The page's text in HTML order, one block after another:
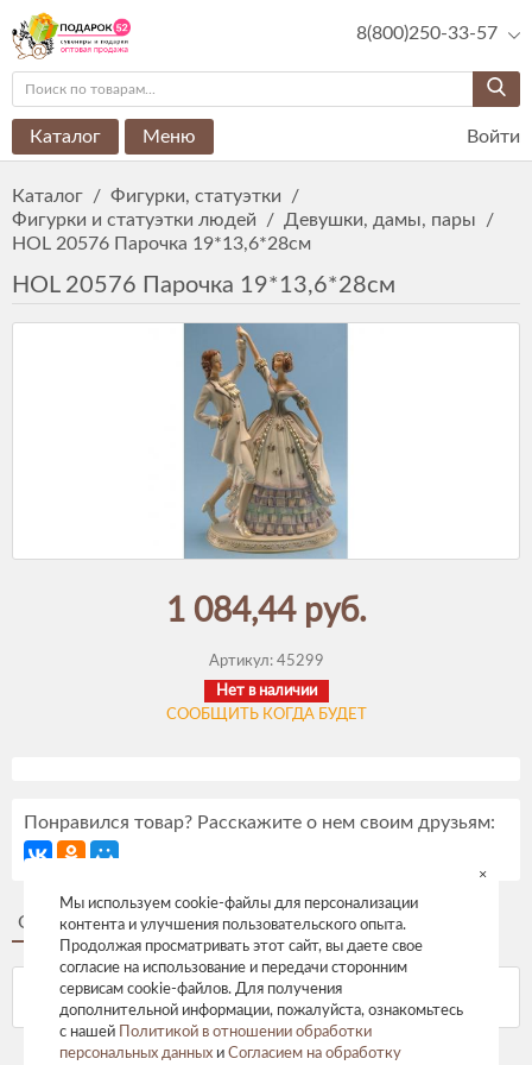
8(800)250-33-57
Каталог Меню Войти
Каталог / Фигурки, статуэтки
/
Фигурки и статуэтки людей
/ Девушки, дамы, пары
/
HOL 20576 Парочка 19*13,6*28см
HOL 20576 Парочка 19*13,6*28см
1 084,44 руб.
Артикул: 45299
Нет в наличии
СООБЩИТЬ КОГДА БУДЕТ
Понравился товар? Расскажите о нем своим друзьям:
Описание Отзывы
Мы используем cookie-файлы для персонализации
контента и улучшения пользовательского опыта.
Продолжая просматривать этот сайт, вы даете свое
согласие на использование и передачи сторонним
сервисам cookie-файлов. Для получения
дополнительной информации, пожалуйста, ознакомьтесь
с нашей
Политикой в отношении обработки
персональных данных и Согласием на обработку
×